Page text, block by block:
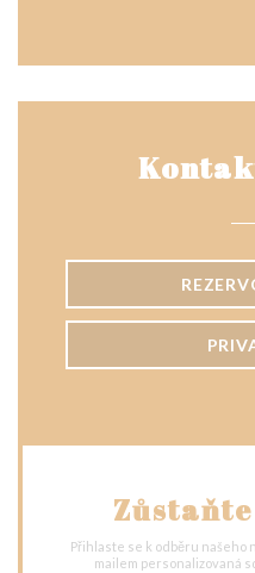
Přihlaste se k odběru
mailem personalizovaná